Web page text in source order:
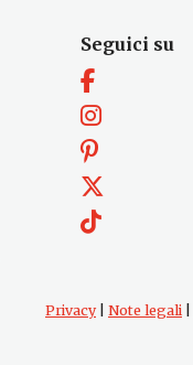
Seguici su
Privacy| Note legali